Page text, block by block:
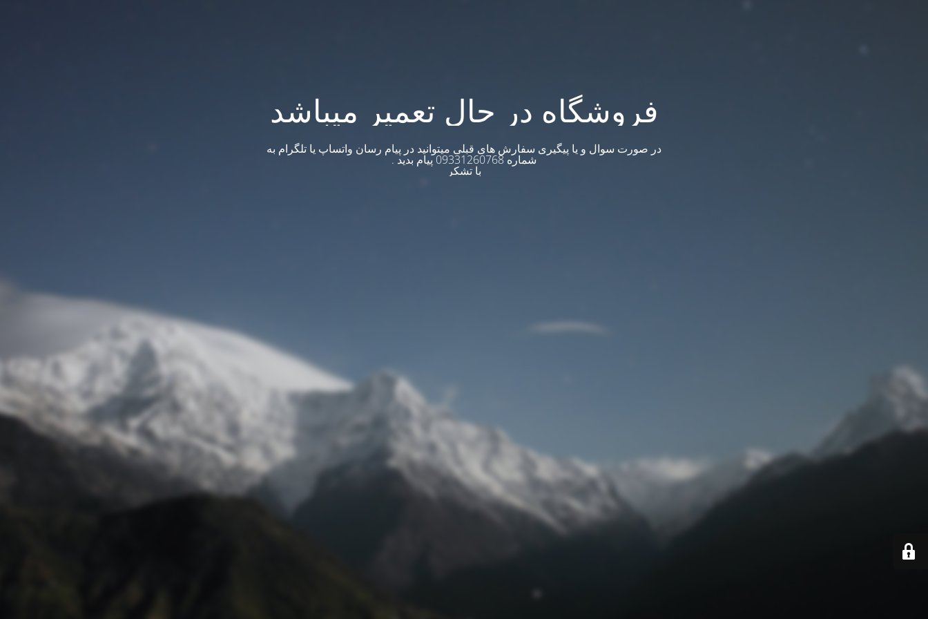
فروشگاه در حال تعمیر میباشد
در صورت سوال و یا پیگیری سفارش های قبلی میتوانید در پیام رسان واتساپ یا تلگرام به
شماره 09331260768 پیام بدید .
با تشکر